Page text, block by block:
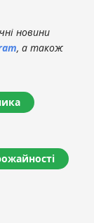
новини
, а також